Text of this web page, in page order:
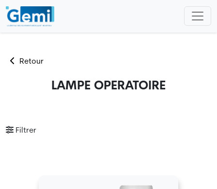
Retour
LAMPE OPERATOIRE
Filtrer